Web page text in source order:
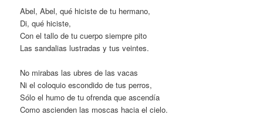
Abel, Abel, qué hiciste de tu hermano,
Di, qué hiciste,
Con el tallo de tu cuerpo siempre pito
Las sandalias lustradas y tus veintes.
No mirabas las ubres de las vacas
Ni el coloquio escondido de tus perros,
Sólo el humo de tu ofrenda que ascendía
Como ascienden las moscas hacia el cielo.